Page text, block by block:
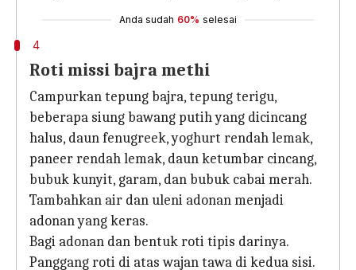
Anda sudah 60% selesai
4
Roti missi bajra methi
Campurkan tepung bajra, tepung terigu,
beberapa siung bawang putih yang dicincang
halus, daun fenugreek, yoghurt rendah lemak,
paneer rendah lemak, daun ketumbar cincang,
bubuk kunyit, garam, dan bubuk cabai merah.
Tambahkan air dan uleni adonan menjadi
adonan yang keras.
Bagi adonan dan bentuk roti tipis darinya.
Panggang roti di atas wajan tawa di kedua sisi.